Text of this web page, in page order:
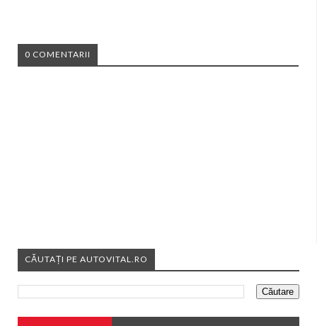
0 COMENTARII
CĂUTAȚI PE AUTOVITAL.RO